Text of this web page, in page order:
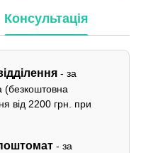
Консультація
- за
(безкоштовна
від 2200 грн. при
- за